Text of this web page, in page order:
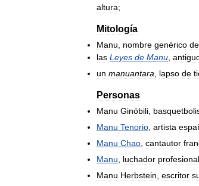
altura;
Mitología
Manu nombre genérico de
las Leyes de Manu
un manuantara lapso de
Personas
Manu Ginóbili
Manu Tenorio artista
Manu Chao cantautor
Manu
luchador profesional
Manu Herbstein escritor